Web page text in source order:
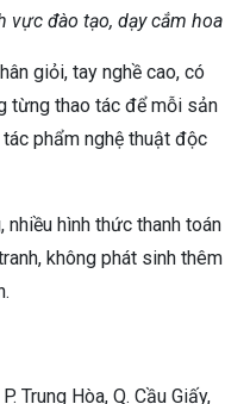
vực đào tạo, dạy cắm hoa
giỏi, tay nghề cao, có
từng thao tác để mỗi sản
phẩm nghệ thuật độc
nhiều hình thức thanh toán
không phát sinh thêm
Trung Hòa, Q. Cầu Giấy,